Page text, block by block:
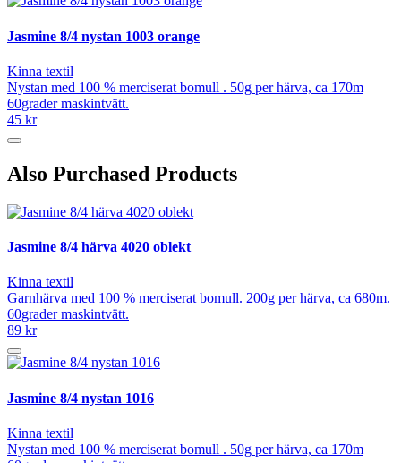
Jasmine 8/4 nystan 1003 orange
Kinna textil
Nystan med 100 % merciserat bomull . 50g per härva, ca 170m
60grader maskintvätt.
45 kr
Also Purchased Products
Jasmine 8/4 härva 4020 oblekt
Kinna textil
Garnhärva med 100 % merciserat bomull. 200g per härva, ca 680m.
60grader maskintvätt.
89 kr
Jasmine 8/4 nystan 1016
Kinna textil
Nystan med 100 % merciserat bomull . 50g per härva, ca 170m